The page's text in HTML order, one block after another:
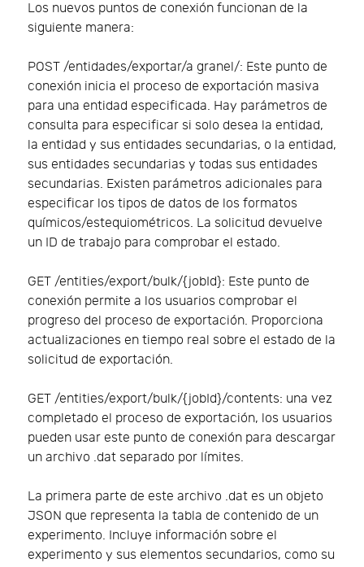
Los nuevos puntos de conexión funcionan de la
siguiente manera:
POST /entidades/exportar/a granel/: Este punto de
conexión inicia el proceso de exportación masiva
para una entidad especificada. Hay parámetros de
consulta para especificar si solo desea la entidad,
la entidad y sus entidades secundarias, o la entidad,
sus entidades secundarias y todas sus entidades
secundarias. Existen parámetros adicionales para
especificar los tipos de datos de los formatos
químicos/estequiométricos. La solicitud devuelve
un ID de trabajo para comprobar el estado.
GET /entities/export/bulk/{jobId}: Este punto de
conexión permite a los usuarios comprobar el
progreso del proceso de exportación. Proporciona
actualizaciones en tiempo real sobre el estado de la
solicitud de exportación.
GET /entities/export/bulk/{jobId}/contents: una vez
completado el proceso de exportación, los usuarios
pueden usar este punto de conexión para descargar
un archivo .dat separado por límites.
La primera parte de este archivo .dat es un objeto
JSON que representa la tabla de contenido de un
experimento. Incluye información sobre el
experimento y sus elementos secundarios, como su